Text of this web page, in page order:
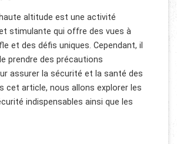
haute altitude est une activité
stimulante qui offre des vues à
et des défis uniques. Cependant, il
prendre des précautions
assurer la sécurité et la santé des
cet article, nous allons explorer les
indispensables ainsi que les
EN HAUTE ALTITUDE : LES